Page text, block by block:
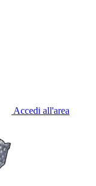
Accedi all'area